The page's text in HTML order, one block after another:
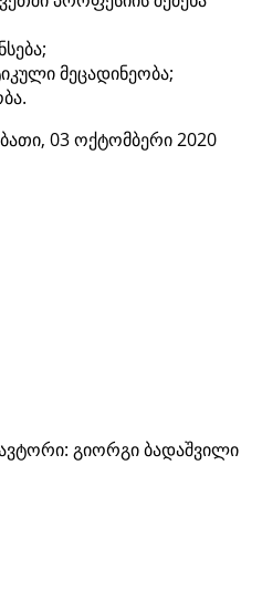
მეცადინეობა;
03 ოქტომბერი 2020
გიორგი ბადაშვილი